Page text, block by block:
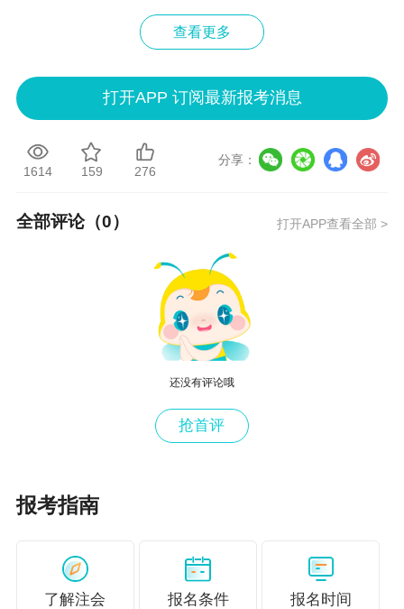
再者，销售及管理费用预算同样是重要参考。销
售及管理费用预算明确了企业在销售和行政管理
方面预计发生的各项费用，如销售人员薪酬、广
告费、办公费等。这些费用会直接影响企业的期
间费用，进而影响营业利润。通过对销售及管理
映企业为实现销售和维持管理运营所付出的代
另外，其他相关预算和信息也会对利润表预算编
制产生影响。例如，利息费用预算会影响财务费
用，进而影响利润。同时，一些非经常性损益项
目，如资产处置收益、营业外收支等，也需要根
据企业的实际情况和预计发生的事项进行合理估
需要以销售预算、产品成本预算、销售及管理费
用预算等为基础，同时结合其他相关预算和信
查看更多
打开APP 订阅最新报考消息
1614 159 276
分享：
全部评论（0） 打开APP查看全部 >
还没有评论哦
抢首评
报考指南
了解注会 报名条件 报名时间